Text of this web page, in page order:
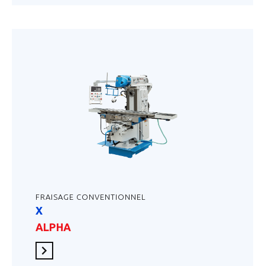
FRAISAGE CONVENTIONNEL
X
ALPHA
En savoir plus